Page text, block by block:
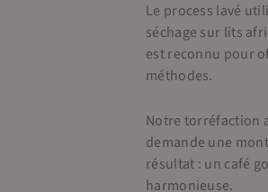
Le process lavé
séchage sur lits
est reconnu pour
méthodes.
Notre torréfaction
demande une
résultat : un café
harmonieuse.